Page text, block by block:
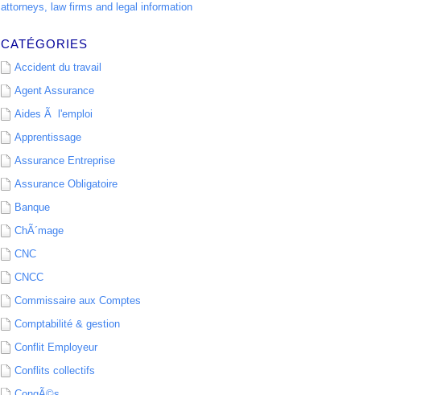
attorneys, law firms and legal information
CATÉGORIES
Accident du travail
Agent Assurance
Aides Ã l'emploi
Apprentissage
Assurance Entreprise
Assurance Obligatoire
Banque
ChÃ´mage
CNC
CNCC
Commissaire aux Comptes
Comptabilité & gestion
Conflit Employeur
Conflits collectifs